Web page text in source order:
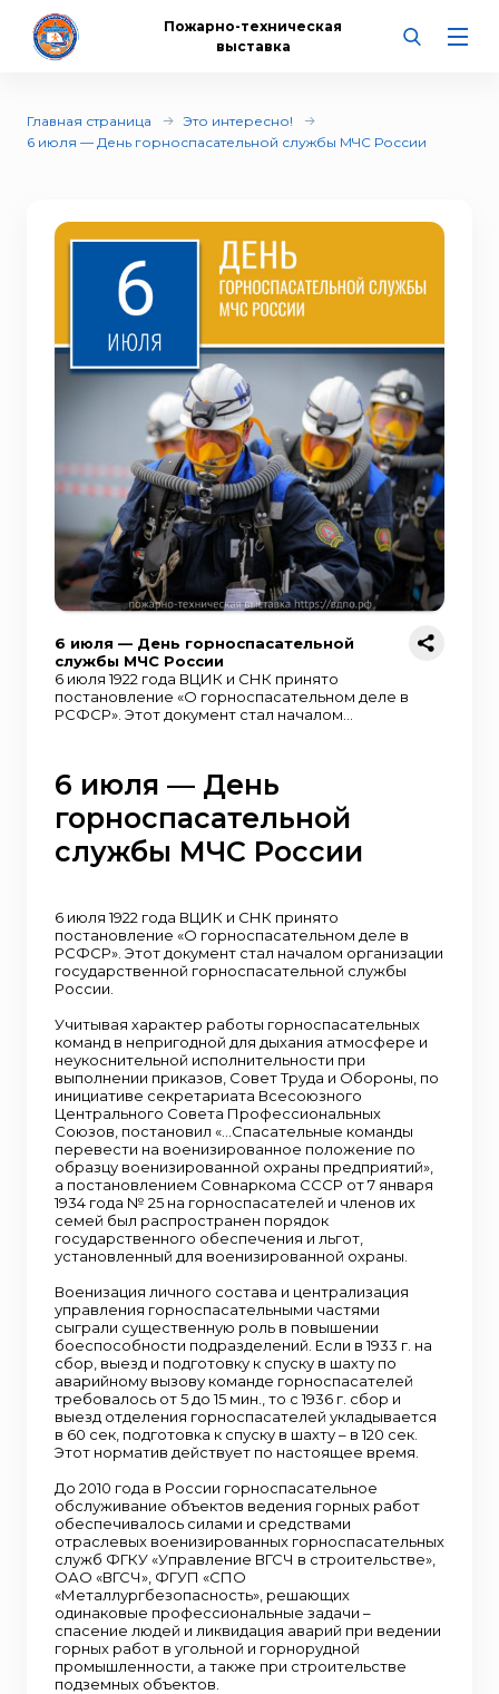
Пожарно-техническая
выставка
Главная страница
Это интересно!
6 июля — День горноспасательной службы МЧС России
6 июля — День горноспасательной
службы МЧС России
6 июля 1922 года ВЦИК и СНК принято
постановление «О горноспасательном деле в
РСФСР». Этот документ стал началом
в непригодной для дыхания атмосфере и
неукоснительной исполнительности при
выполнении приказов, Совет Труда и
Обороны, по инициативе секретариата
Всесоюзного Центрального Совета
военизированное положение по образцу
военизированной охраны предприятий», а
постановлением Совнаркома СССР от 7
января 1934 года № 25 на горноспасателей и
членов их семей был распространен порядок
государственного обеспечения и льгот,
установленный для военизированной охраны.
Военизация личного состава и централизация
управления горноспасательными частями
сыграли существенную роль в повышении
боеспособности подразделений. Если в 1933
г. на сбор, выезд и подготовку к спуску в шахту
по аварийному вызову команде
горноспасателей требовалось от 5 до 15 мин.,
то с 1936 г. сбор и выезд отделения
горноспасателей укладывается в 60 сек,
подготовка к спуску в шахту – в 120 сек. Этот
норматив действует по настоящее время. До
2010 года в России горноспасательное
обслуживание объектов ведения горных
работ обеспечивалось силами и средствами
отраслевых военизированных
горноспасательных служб ФГКУ «Управление
ВГСЧ в строительстве», ОАО «ВГСЧ», ФГУП
«СПО «Металлургбезопасность», решающих
одинаковые профессиональные задачи –
спасение людей и ликвидация аварий при
ведении горных работ в угольной и
горнорудной промышленности, а также при
строительстве подземных объектов. В 2010
году в соответствии с Указом Президента
Российской Федерации от 6 мая 2010 года №
554 руководство деятельностью
военизированных горноспасательных частей
возложено на МЧС России.
6 июля — День
горноспасательной
службы МЧС России
6 июля 1922 года ВЦИК и СНК принято
постановление «О горноспасательном деле в
РСФСР». Этот документ стал началом организации
государственной горноспасательной службы
России.
Учитывая характер работы горноспасательных
команд в непригодной для дыхания атмосфере и
неукоснительной исполнительности при
выполнении приказов, Совет Труда и Обороны, по
инициативе секретариата Всесоюзного
Центрального Совета Профессиональных
Союзов, постановил «…Спасательные команды
перевести на военизированное положение по
образцу военизированной охраны предприятий»,
а постановлением Совнаркома СССР от 7 января
1934 года № 25 на горноспасателей и членов их
семей был распространен порядок
государственного обеспечения и льгот,
установленный для военизированной охраны.
Военизация личного состава и централизация
управления горноспасательными частями
сыграли существенную роль в повышении
боеспособности подразделений. Если в 1933 г. на
сбор, выезд и подготовку к спуску в шахту по
аварийному вызову команде горноспасателей
требовалось от 5 до 15 мин., то с 1936 г. сбор и
выезд отделения горноспасателей укладывается
в 60 сек, подготовка к спуску в шахту – в 120 сек.
Этот норматив действует по настоящее время.
До 2010 года в России горноспасательное
обслуживание объектов ведения горных работ
обеспечивалось силами и средствами
отраслевых военизированных горноспасательных
служб ФГКУ «Управление ВГСЧ в строительстве»,
ОАО «ВГСЧ», ФГУП «СПО
«Металлургбезопасность», решающих
одинаковые профессиональные задачи –
спасение людей и ликвидация аварий при ведении
горных работ в угольной и горнорудной
промышленности, а также при строительстве
подземных объектов.